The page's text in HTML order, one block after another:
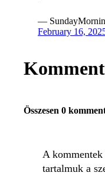
—
February 16,
Komment
Összesen 0
A kommentek
tartalmuk a